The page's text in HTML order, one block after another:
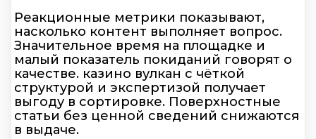
Реакционные метрики показывают,
насколько контент выполняет вопрос.
Значительное время на площадке и
малый показатель покиданий говорят о
качестве. казино вулкан с чёткой
структурой и экспертизой получает
выгоду в сортировке. Поверхностные
статьи без ценной сведений снижаются
в выдаче.